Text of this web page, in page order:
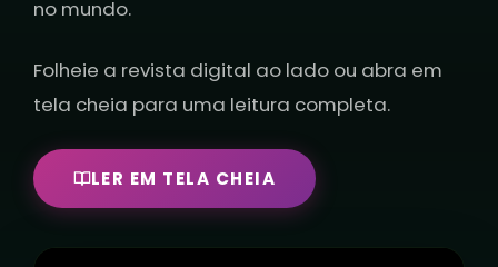
no mundo.
Folheie a revista digital ao lado ou abra em
tela cheia para uma leitura completa.
LER EM TELA CHEIA